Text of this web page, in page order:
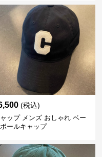
(税込)
ップ メンズ おしゃれ ベー
ールキャップ